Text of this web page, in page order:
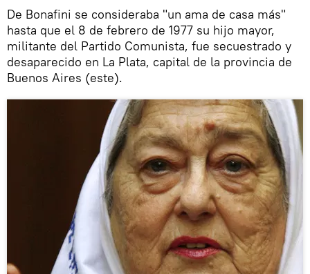
De Bonafini se consideraba "un ama de casa más"
hasta que el 8 de febrero de 1977 su hijo mayor,
militante del Partido Comunista, fue secuestrado y
desaparecido en La Plata, capital de la provincia de
Buenos Aires (este).